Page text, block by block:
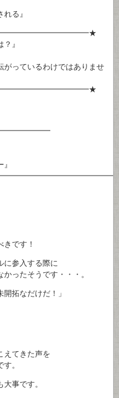
る』
━━━━━━━━━━━━━★
』
っているわけではありませ
です！
参入する際に
ったそうです・・・。
拓なだけだ！」
てきた声を
。
事です。